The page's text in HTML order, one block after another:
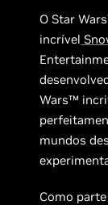
O Star
incrível
Wars™
mundos
Como